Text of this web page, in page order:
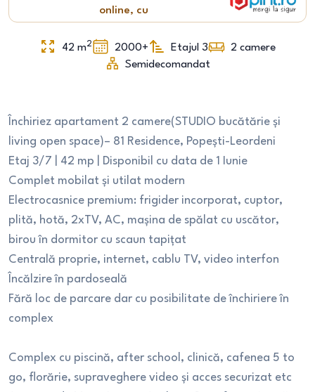
online, cu
42 m2 2000+ Etajul 3 2 camere
Semidecomandat
Închiriez apartament 2 camere(STUDIO bucătărie și
living open space)– 81 Residence, Popești-Leordeni
Etaj 3/7 | 42 mp | Disponibil cu data de 1 Iunie
Complet mobilat și utilat modern
Electrocasnice premium: frigider incorporat, cuptor,
plită, hotă, 2xTV, AC, mașina de spălat cu uscător,
birou în dormitor cu scaun tapițat
Centrală proprie, internet, cablu TV, video interfon
Încălzire în pardoseală
Fără loc de parcare dar cu posibilitate de închiriere în
complex
Complex cu piscină, after school, clinică, cafenea 5 to
go, florărie, supraveghere video și acces securizat etc